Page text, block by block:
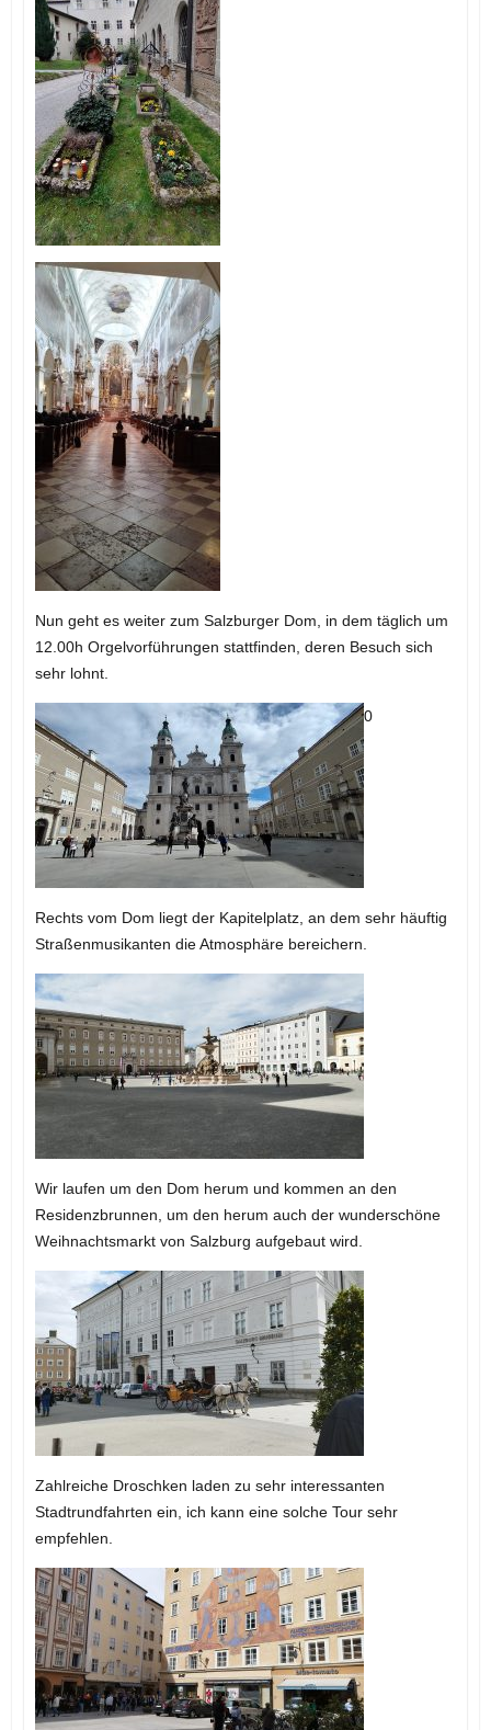
Nun geht es weiter zum Salzburger Dom, in dem täglich um
12.00h Orgelvorführungen stattfinden, deren Besuch sich
sehr lohnt.
0
Rechts vom Dom liegt der Kapitelplatz, an dem sehr häuftig
Straßenmusikanten die Atmosphäre bereichern.
Wir laufen um den Dom herum und kommen an den
Residenzbrunnen, um den herum auch der wunderschöne
Weihnachtsmarkt von Salzburg aufgebaut wird.
Zahlreiche Droschken laden zu sehr interessanten
Stadtrundfahrten ein, ich kann eine solche Tour sehr
empfehlen.